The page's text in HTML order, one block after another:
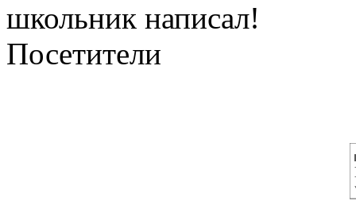
школьник написал!
Посетители